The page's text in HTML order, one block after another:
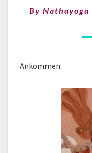
By Nathayoga
Ankommen